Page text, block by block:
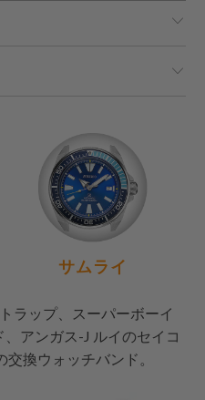
サムライ
ラップ、スーパーボーイ
アンガス-J ルイのセイコ
換ウォッチバンド。